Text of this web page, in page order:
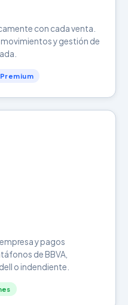
con cada venta.
y gestión de
y pagos
de BBVA,
o indendiente.